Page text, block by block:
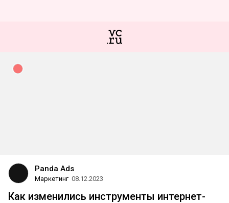
Panda Ads
Маркетинг 08.12.2023
Как изменились инструменты интернет-